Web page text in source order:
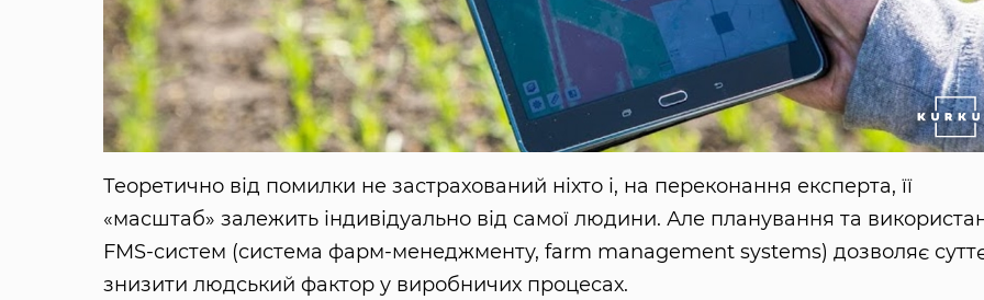
Теоретично від помилки не застрахований ніхто і, на переконання експерта, її
«масштаб» залежить індивідуально від самої людини. Але планування та
FMS-систем (система фарм-менеджменту, farm management systems) дозволяє
знизити людський фактор у виробничих процесах.